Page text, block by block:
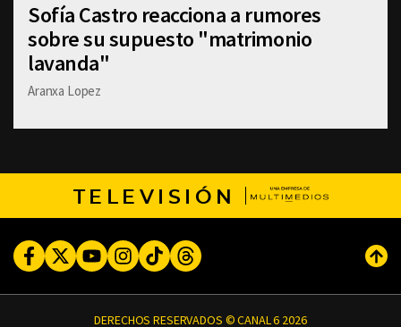
Sofía Castro reacciona a rumores
sobre su supuesto "matrimonio
lavanda"
Aranxa Lopez
TELEVISIÓN
FacebookTwitterYoutubeInstagram
TikTokThreads
DERECHOS RESERVADOS © CANAL 6 2026